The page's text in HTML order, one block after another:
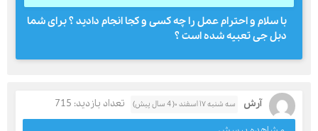
با سلام و احترام عمل را چه کسی و کجا انجام دادید ؟ برای شما
دبل جی تعبیه شده است ؟
آرش سه شنبه ۱۷ اسفند ۰( 4 سال پیش)
تعداد بازدید: 715